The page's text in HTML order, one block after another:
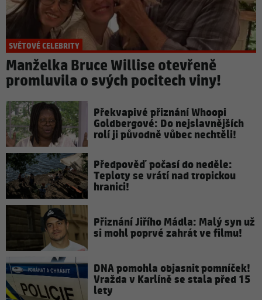
SVĚTOVÉ CELEBRITY
Manželka Bruce Willise otevřeně
promluvila o svých pocitech viny!
Překvapivé přiznání Whoopi
Goldbergové: Do nejslavnějších
rolí ji původně vůbec nechtěli!
Předpověď počasí do neděle:
Teploty se vrátí nad tropickou
hranici!
Přiznání Jiřího Mádla: Malý syn už
si mohl poprvé zahrát ve filmu!
DNA pomohla objasnit pomníček!
Vražda v Karlíně se stala před 15
lety